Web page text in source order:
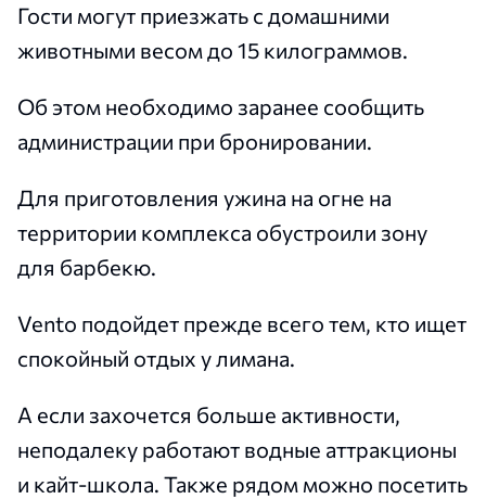
Гости могут приезжать с домашними
животными весом до 15 килограммов.
Об этом необходимо заранее сообщить
администрации при бронировании.
Для приготовления ужина на огне на
территории комплекса обустроили зону
для барбекю.
Vento подойдет прежде всего тем, кто ищет
спокойный отдых у лимана.
А если захочется больше активности,
неподалеку работают водные аттракционы
и кайт-школа. Также рядом можно посетить